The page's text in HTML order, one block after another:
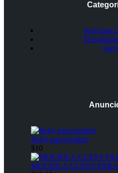
Servicios
Reloj para hombre
$10
MOCHILA GUESS